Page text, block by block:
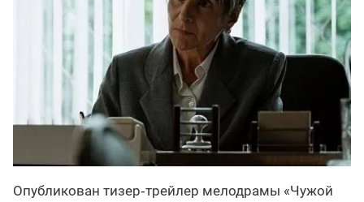
Опубликован тизер‑трейлер мелодрамы «Чужой